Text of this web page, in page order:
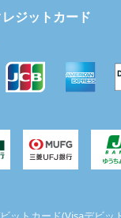
ジットカード